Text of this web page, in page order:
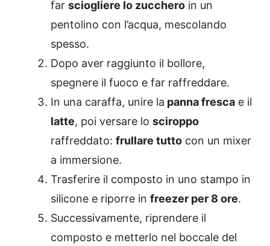
far sciogliere lo zucchero in un
pentolino con l’acqua, mescolando
spesso.
Dopo aver raggiunto il bollore,
spegnere il fuoco e far raffreddare.
In una caraffa, unire la panna fresca e il
latte, poi versare lo sciroppo
raffreddato: frullare tutto con un mixer
a immersione.
Trasferire il composto in uno stampo in
silicone e riporre in freezer per 8 ore.
Successivamente, riprendere il
composto e metterlo nel boccale del